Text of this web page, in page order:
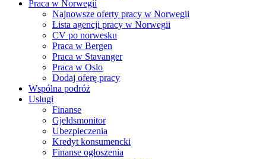
Praca w Norwegii
Najnowsze oferty pracy w Norwegii
Lista agencji pracy w Norwegii
CV po norwesku
Praca w Bergen
Praca w Stavanger
Praca w Oslo
Dodaj oferę pracy
Wspólna podróż
Usługi
Finanse
Gjeldsmonitor
Ubezpieczenia
Kredyt konsumencki
Finanse ogłoszenia